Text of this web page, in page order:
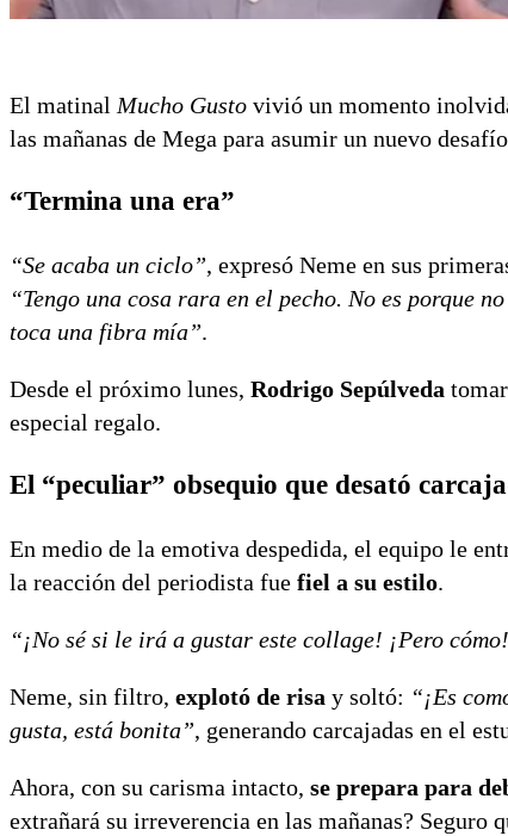
El matinalMucho Gusto vivió un momento
las mañanas de Mega para asumir un nuevo
“Termina una era”
“Se acaba un ciclo”, expresó Neme en sus
“Tengo una cosa rara en el pecho. No es porque
toca una fibra mía”.
Desde el próximo lunes, Rodrigo Sepúlveda
especial regalo.
El “peculiar” obsequio que desató
En medio de la emotiva despedida, el equipo le
la reacción del periodista fue fiel a su estilo.
“¡No sé si le irá a gustar este collage! ¡Pero
Neme, sin filtro, explotó de risa y soltó: “¡Es
gusta, está bonita”, generando carcajadas en el
Ahora, con su carisma intacto, se prepara para
extrañará su irreverencia en las mañanas? Seguro